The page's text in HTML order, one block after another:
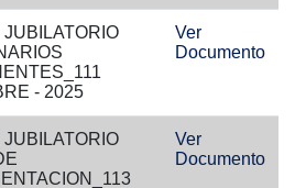
- 2025
Ver
Documento
Ver
Documento